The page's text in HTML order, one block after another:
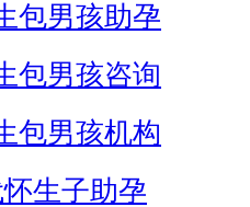
包男孩助孕
包男孩咨询
包男孩机构
生子助孕